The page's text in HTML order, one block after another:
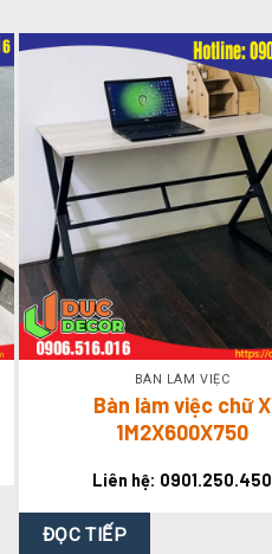
BÀN LÀM VIỆC
Bàn làm việc chữ X
1M2X600X750
Liên hệ: 0901.250.450
ĐỌC TIẾP